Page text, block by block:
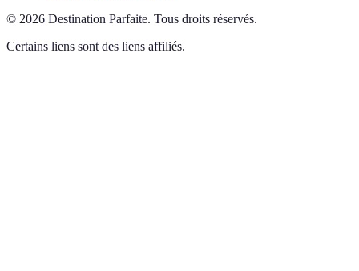
© 2026 Destination Parfaite. Tous droits réservés.
Certains liens sont des liens affiliés.